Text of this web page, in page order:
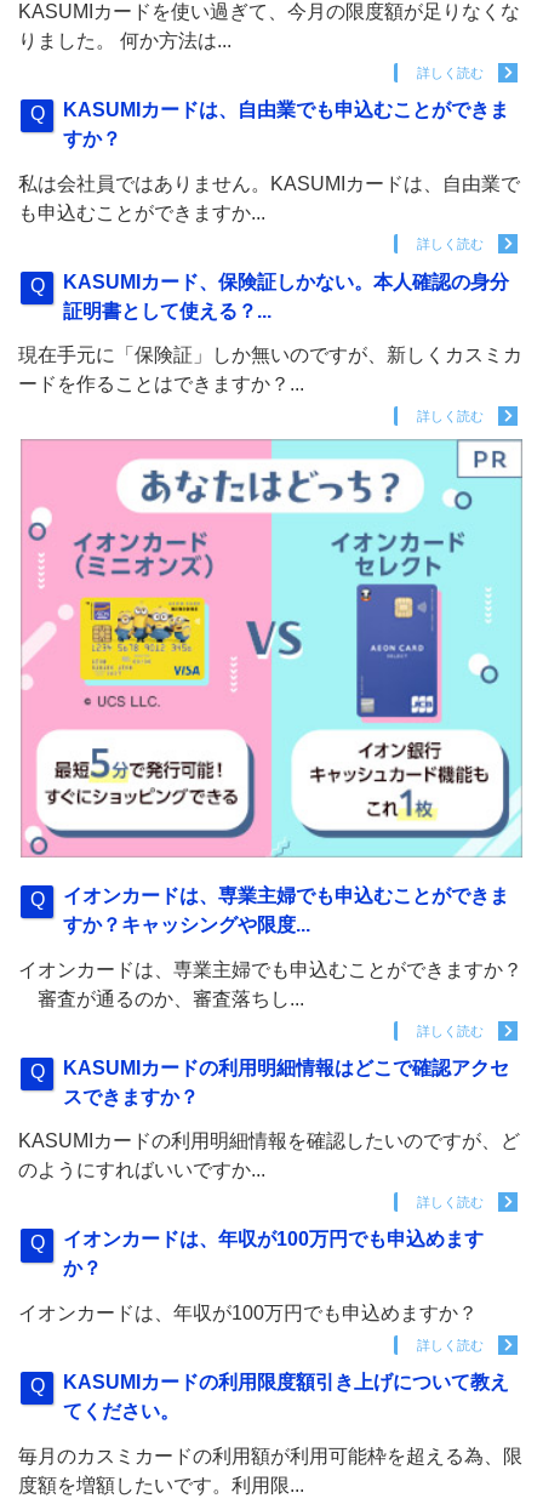
KASUMIカードを使い過ぎて、今月の限度額が足りなくな
りました。 何か方法は...
詳しく読む
KASUMIカードは、自由業でも申込むことができま
すか？
私は会社員ではありません。KASUMIカードは、自由業で
も申込むことができますか...
詳しく読む
KASUMIカード、保険証しかない。本人確認の身分
証明書として使える？...
現在手元に「保険証」しか無いのですが、新しくカスミカ
ードを作ることはできますか？...
詳しく読む
イオンカードは、専業主婦でも申込むことができま
すか？キャッシングや限度...
イオンカードは、専業主婦でも申込むことができますか？
審査が通るのか、審査落ちし...
詳しく読む
KASUMIカードの利用明細情報はどこで確認アクセ
スできますか？
KASUMIカードの利用明細情報を確認したいのですが、ど
のようにすればいいですか...
詳しく読む
イオンカードは、年収が100万円でも申込めます
か？
イオンカードは、年収が100万円でも申込めますか？
詳しく読む
KASUMIカードの利用限度額引き上げについて教え
てください。
毎月のカスミカードの利用額が利用可能枠を超える為、限
度額を増額したいです。利用限...